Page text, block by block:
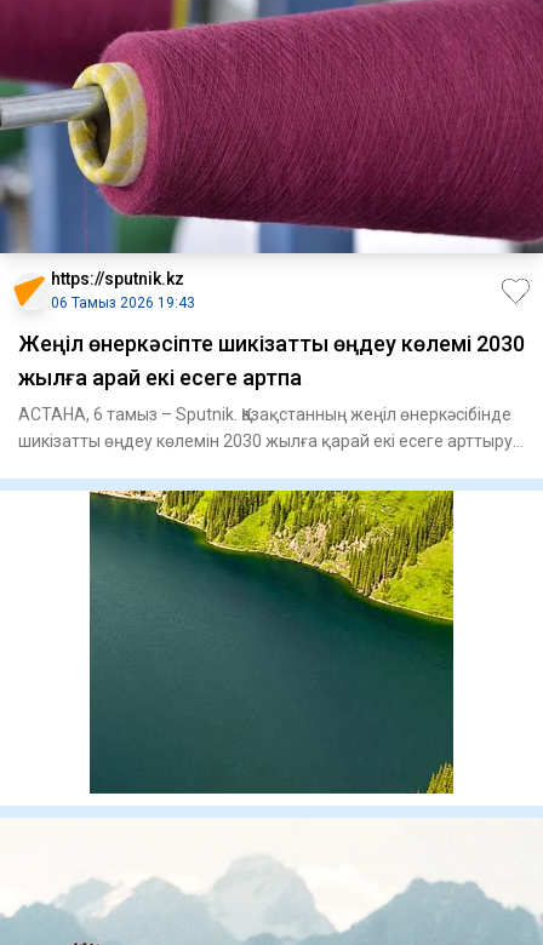
https://sputnik.kz
06 Тамыз 2026 19:43
Жеңіл өнеркәсіпте шикізатты өңдеу көлемі 2030
жылға қарай екі есеге артпақ
АСТАНА, 6 тамыз – Sputnik. Қазақстанның жеңіл өнеркәсібінде
шикізатты өңдеу көлемін 2030 жылға қарай екі есеге арттыру